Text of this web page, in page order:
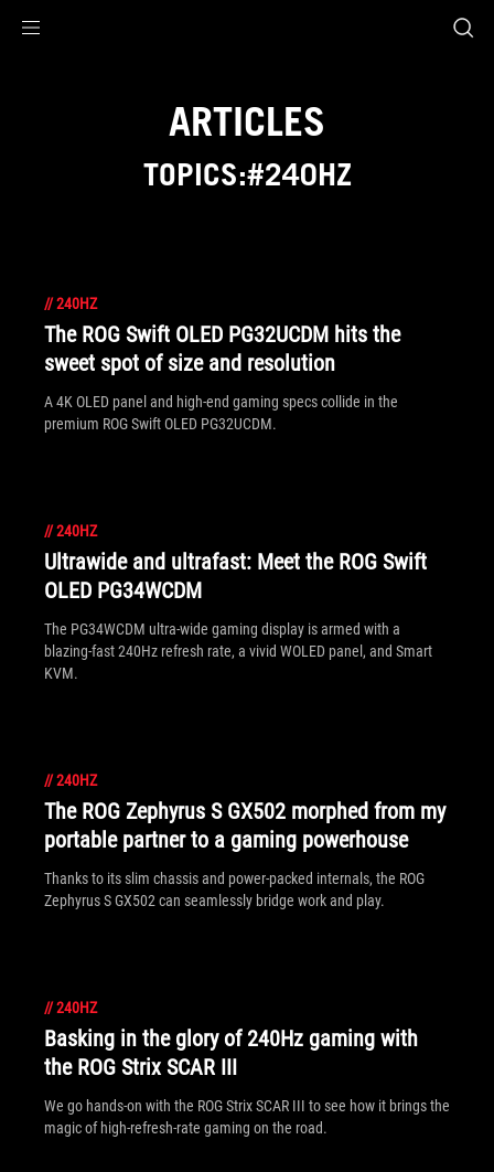
ARTICLES
TOPICS:#240HZ
//240HZ
The ROG Swift OLED PG32UCDM hits the
sweet spot of size and resolution
A 4K OLED panel and high-end gaming specs collide in the
premium ROG Swift OLED PG32UCDM.
//240HZ
Ultrawide and ultrafast: Meet the ROG Swift
OLED PG34WCDM
The PG34WCDM ultra-wide gaming display is armed with a
blazing-fast 240Hz refresh rate, a vivid WOLED panel, and Smart
KVM.
//240HZ
The ROG Zephyrus S GX502 morphed from my
portable partner to a gaming powerhouse
Thanks to its slim chassis and power-packed internals, the ROG
Zephyrus S GX502 can seamlessly bridge work and play.
//240HZ
Basking in the glory of 240Hz gaming with
the ROG Strix SCAR III
We go hands-on with the ROG Strix SCAR III to see how it brings the
magic of high-refresh-rate gaming on the road.